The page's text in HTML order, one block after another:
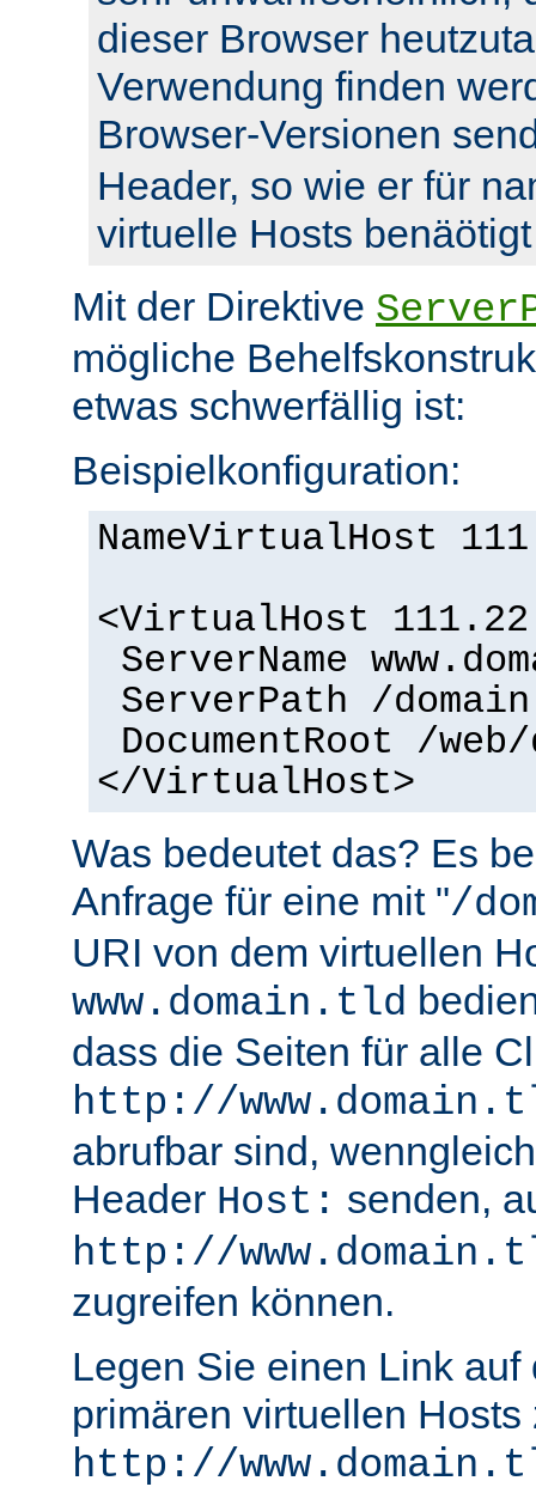
dieser Browser
Verwendung finden
Browser-Versionen
Header, so wie er für
virtuelle Hosts
Mit der Direktive
mögliche
etwas schwerfällig ist:
Beispielkonfiguration:
NameVirtualHost
<VirtualHost
ServerName
ServerPath /domain
DocumentRoot /web/
</VirtualHost>
Was bedeutet das? Es
Anfrage für eine mit "/
URI von dem virtuellen
www.domain.tld
dass die Seiten für alle
http://
abrufbar sind,
Header Host: senden,
http://
zugreifen können.
Legen Sie einen Link auf
primären virtuellen Hosts
http://